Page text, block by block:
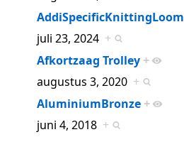
AddiSpecificKnittingLoom
juli 23, 2024 +
Afkortzaag Trolley +
augustus 3, 2020 +
AluminiumBronze +
juni 4, 2018 +